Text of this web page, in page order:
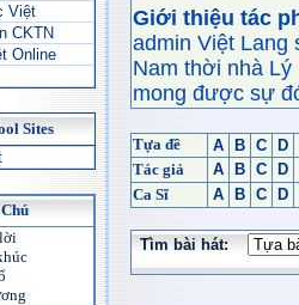
Việt
CKTN
Online
Sites
Giới thiệu tác
admin Việt Lang
Nam thời nhà
mong được sự
Tựa đề A B C
D
Tác giả
A B C
D
Ca Sĩ
A B C D
Tìm bài hát: